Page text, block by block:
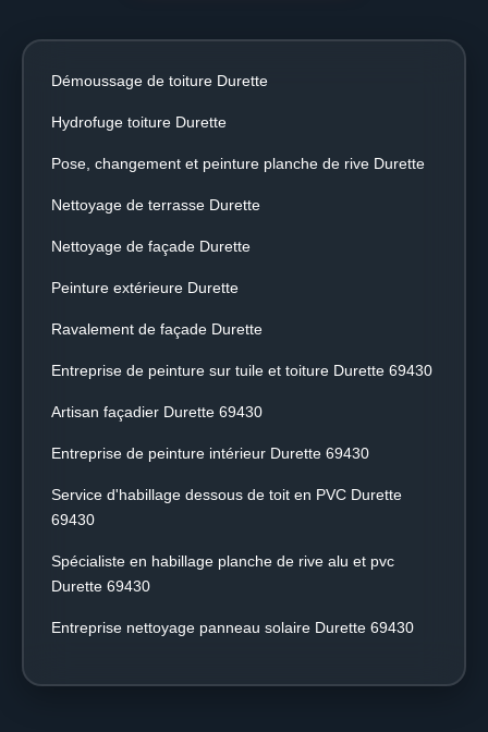
Démoussage de toiture Durette
Hydrofuge toiture Durette
Pose, changement et peinture planche de rive Durette
Nettoyage de terrasse Durette
Nettoyage de façade Durette
Peinture extérieure Durette
Ravalement de façade Durette
Entreprise de peinture sur tuile et toiture Durette 69430
Artisan façadier Durette 69430
Entreprise de peinture intérieur Durette 69430
Service d'habillage dessous de toit en PVC Durette
69430
Spécialiste en habillage planche de rive alu et pvc
Durette 69430
Entreprise nettoyage panneau solaire Durette 69430